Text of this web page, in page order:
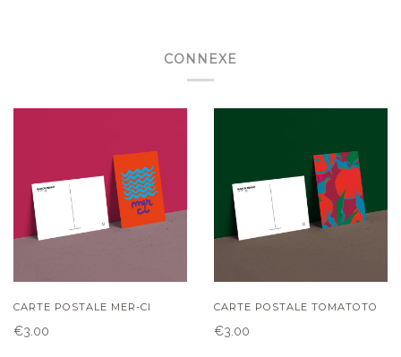
CONNEXE
CARTE POSTALE MER-CI
€3.00
CARTE POSTALE TOMATOTO
€3.00